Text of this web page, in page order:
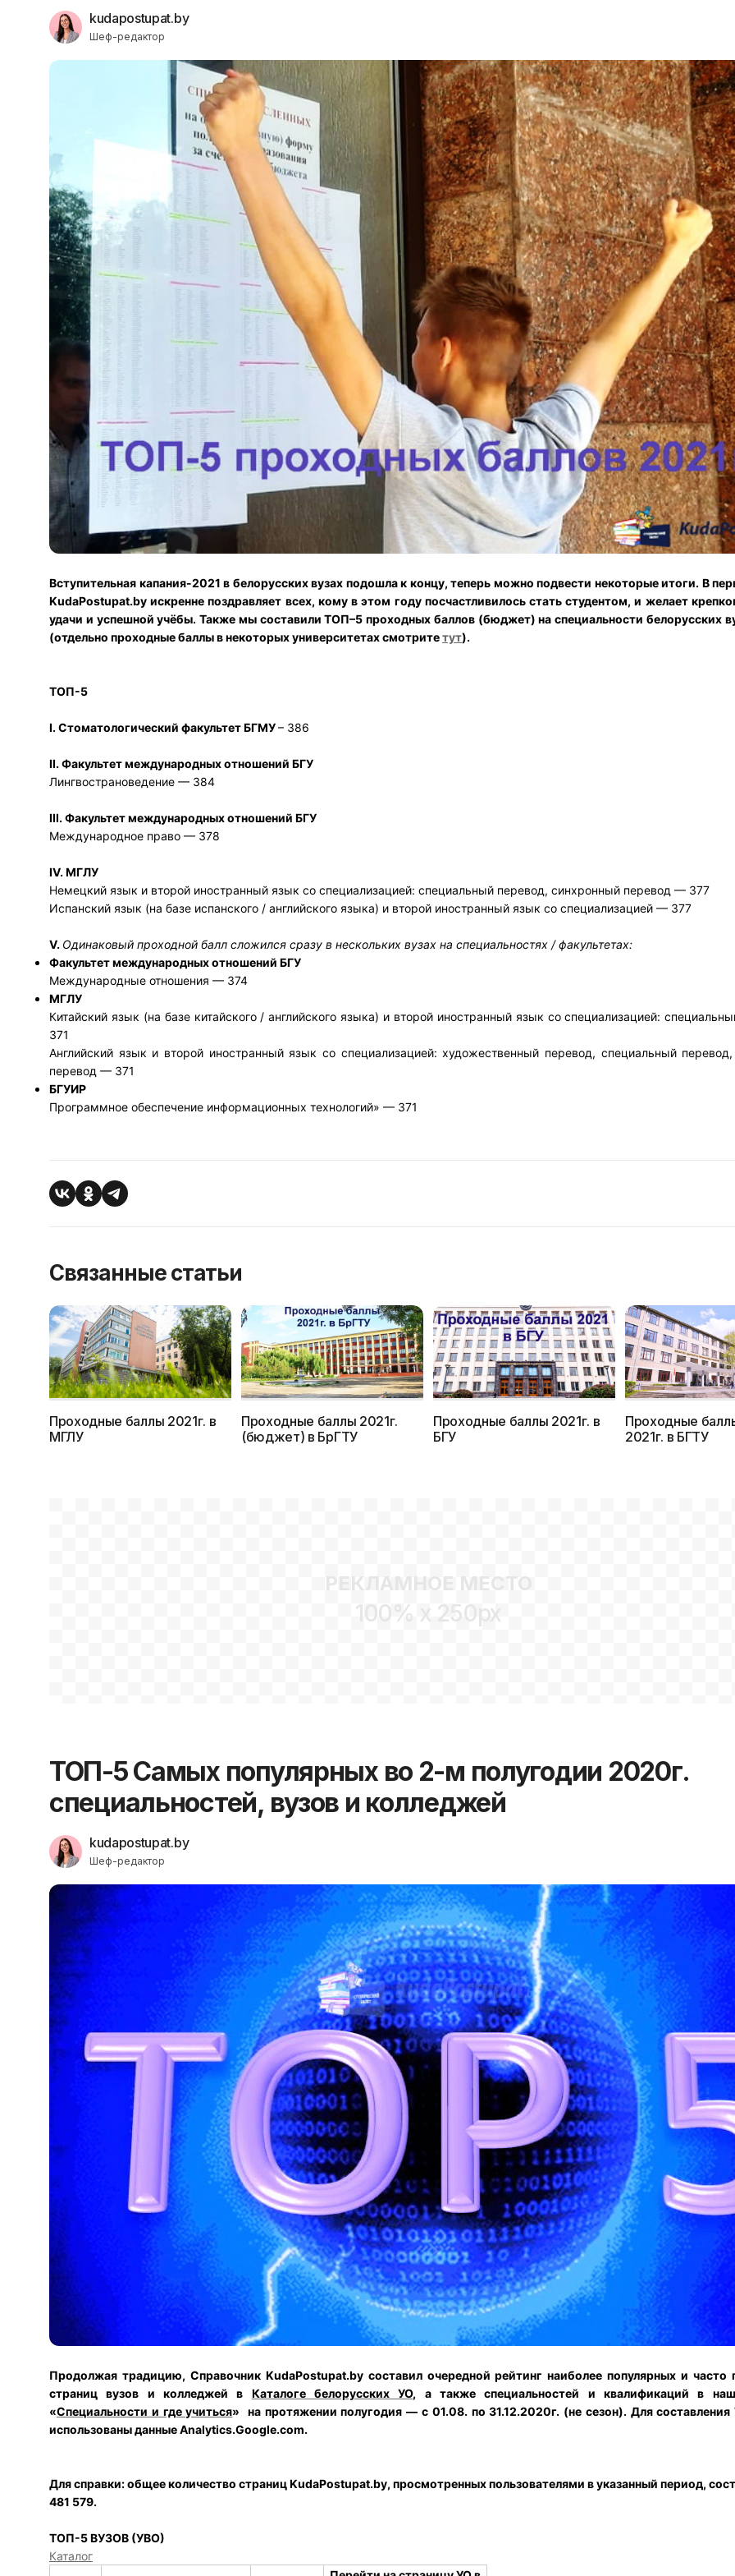
kudapostupat.by
Шеф-редактор
Вступительная капания-2021 в белорусских вузах подошла к концу, теперь можно подвести некоторые итоги. В
KudaPostupat.by искренне поздравляет всех, кому в этом году посчастливилось стать студентом, и желает
удачи и успешной учёбы. Также мы составили ТОП–5 проходных баллов (бюджет) на специальности белорусских
(отдельно проходные баллы в некоторых университетах смотритетут).
ТОП-5
I.Стоматологический факультетБГМУ– 386
II. Факультет международных отношений БГУ
Лингвострановедение — 384
III. Факультет международных отношений БГУ
Международное право — 378
IV. МГЛУ
Немецкий язык и второй иностранный язык со специализацией: специальный перевод, синхронный перевод — 377
Испанский язык (на базе испанского / английского языка) и второй иностранный язык со специализацией — 377
V. Одинаковый проходной балл сложился сразу в нескольких вузах на специальностях / факультетах:
Факультет международных отношений БГУ
Международные отношения — 374
МГЛУ
Китайский язык (на базе китайского / английского языка) и второй иностранный язык со специализацией:
371
Английский язык и второй иностранный язык со специализацией: художественный перевод, специальный
перевод — 371
БГУИР
Программное обеспечение информационных технологий» — 371
Связанные статьи
Проходные баллы 2021г. в
МГЛУ
Проходные баллы 2021г.
(бюджет) в БрГТУ
Проходные баллы 2021г. в
БГУ
Проходные баллы и
2021г. в БГТУ
РЕКЛАМНОЕ МЕСТО
100% x 250px
ТОП-5 Самых популярных во 2-м полугодии 2020г.
специальностей, вузов и колледжей
kudapostupat.by
Шеф-редактор
Продолжая традицию, Справочник KudaPostupat.by составил очередной рейтинг наиболее популярных и
страниц вузов и колледжей в Каталоге белорусских УО, а также специальностей и квалификаций в
«Специальности и где учиться» на протяжении полугодия — с 01.08. по 31.12.2020г. (не сезон). Для
использованы данные Analytics.Google.com.
Для справки: общее количество страниц KudaPostupat.by, просмотренных пользователями в указанный период,
481 579.
ТОП-5 ВУЗОВ (УВО)
Каталог